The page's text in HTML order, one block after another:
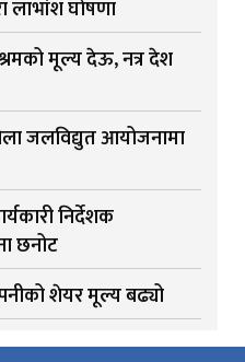
लाभांश घोषणा
मूल्य देऊ, नत्र देश
जलविद्युत आयोजनामा
निर्देशक
छनोट
शेयर मूल्य बढ्यो